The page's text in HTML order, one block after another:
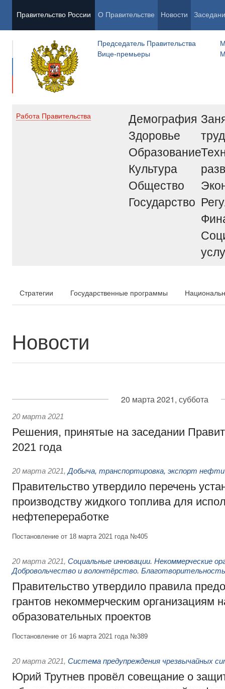
Правительство России О Правительстве Новости
Председатель Правительства
Вице-премьеры
Работа Правительства
Демография
Здоровье
Образование
Культура
Общество
Государство
труд
Стратегии Государственные программы
Новости
20 марта 2021, суббота
20 марта 2021
Решения, принятые на заседании
2021 года
20 марта 2021, Добыча, транспортировка, экспорт
Правительство утвердило перечень
производству жидкого топлива для
нефтепереработке
Постановление от 18 марта 2021 года №405
20 марта 2021, Социальные инновации. Некоммерческие
Добровольчество и волонтёрство. Благотворительность
Правительство утвердило правила
грантов некоммерческим организациям
образовательных проектов
Постановление от 16 марта 2021 года №389
20 марта 2021, Система предупреждения чрезвычайных
Юрий Трутнев провёл совещание о